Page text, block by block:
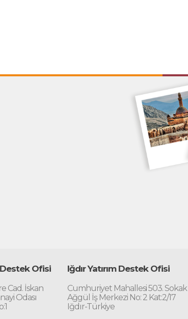
Destek Ofisi
Cad. İskan
Odası
Iğdır Yatırım Destek Ofisi
Cumhuriyet Mahallesi 503. Sokak
Ağgül İş Merkezi No: 2 Kat:2/17
Iğdır-Türkiye